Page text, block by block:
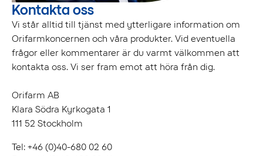
Kontakta oss
Vi står alltid till tjänst med ytterligare information om
Orifarmkoncernen och våra produkter. Vid eventuella
frågor eller kommentarer är du varmt välkommen att
kontakta oss. Vi ser fram emot att höra från dig.
Orifarm AB
Klara Södra Kyrkogata 1
111 52 Stockholm
Tel: +46 (0)40-680 02 60